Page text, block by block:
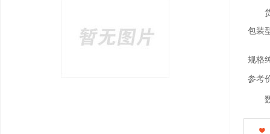
包装
规格
参考